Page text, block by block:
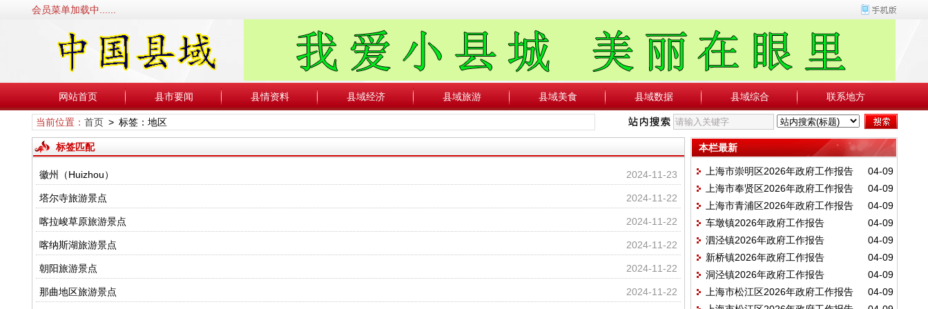
会员菜单加载中......
网站首页 县市要闻 县情资料 县域经济 县域旅游 县域美食 县域数据 县域综合 联系地方
当前位置： 首页> 标签：地区
标签匹配
2024-11-23
徽州（Huizhou）
2024-11-22
塔尔寺旅游景点
2024-11-22
喀拉峻草原旅游景点
2024-11-22
喀纳斯湖旅游景点
2024-11-22
朝阳旅游景点
2024-11-22
那曲地区旅游景点
本栏最新
04-09
上海市崇明区2026年政府工作报告
04-09
上海市奉贤区2026年政府工作报告
04-09
上海市青浦区2026年政府工作报告
04-09
车墩镇2026年政府工作报告
04-09
泗泾镇2026年政府工作报告
04-09
新桥镇2026年政府工作报告
04-09
洞泾镇2026年政府工作报告
04-09
上海市松江区2026年政府工作报告